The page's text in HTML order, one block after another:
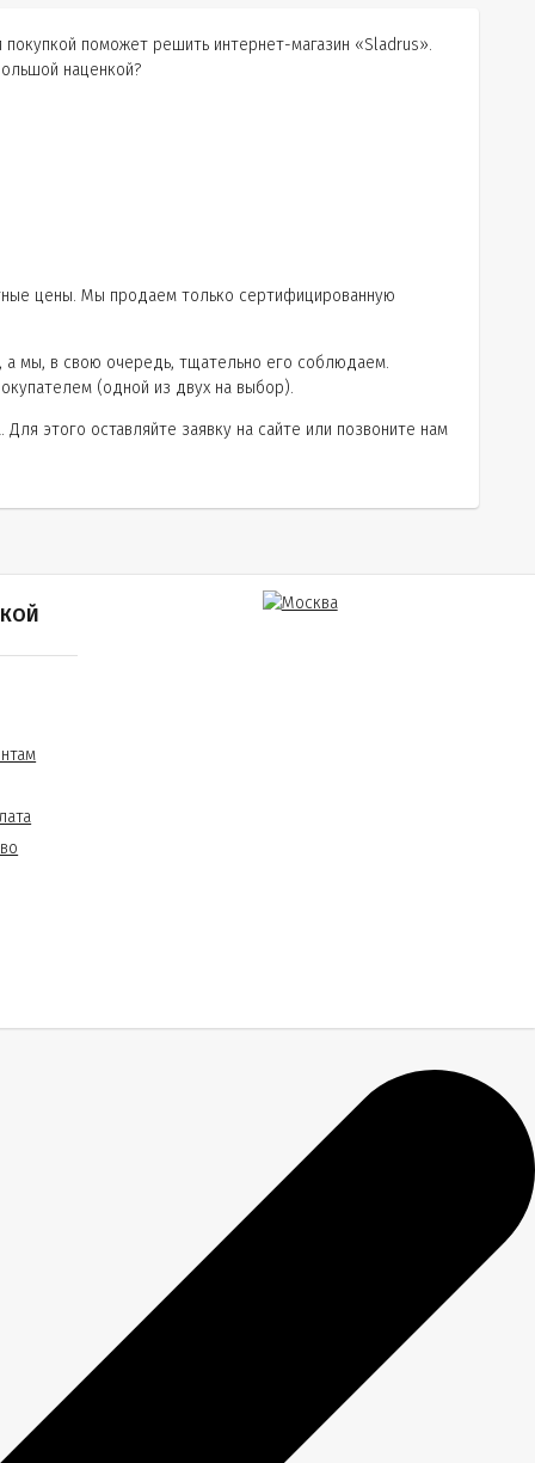
поможет решить интернет-магазин «Sladrus».
наценкой?
цены. Мы продаем только сертифицированную
а мы, в свою очередь, тщательно его соблюдаем.
(одной из двух на выбор).
этого оставляйте заявку на сайте или позвоните нам